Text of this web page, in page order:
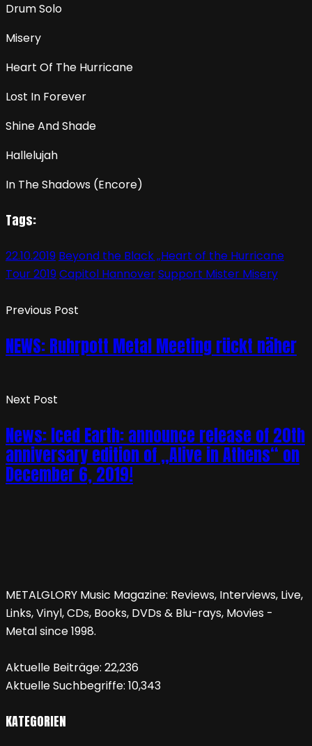
Drum Solo
Misery
Heart Of The Hurricane
Lost In Forever
Shine And Shade
Hallelujah
In The Shadows (Encore)
Tags:
22.10.2019 Beyond the Black „Heart of the Hurricane
Tour 2019Capitol HannoverSupport Mister Misery
Previous Post
NEWS: Ruhrpott Metal Meeting rückt näher
Next Post
News: Iced Earth: announce release of 20th
anniversary edition of „Alive in Athens“ on
December 6, 2019!
METALGLORY Music Magazine: Reviews, Interviews, Live,
Links, Vinyl, CDs, Books, DVDs & Blu-rays, Movies -
Metal since 1998.
Aktuelle Beiträge: 22,236
Aktuelle Suchbegriffe: 10,343
KATEGORIEN